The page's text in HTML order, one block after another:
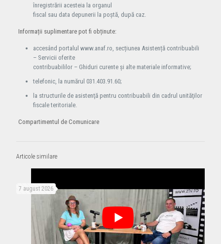
înregistrării acesteia la organul
fiscal sau data depunerii la poştă, după caz.
Informații suplimentare pot fi obținute:
accesând portalul www.anaf.ro, secțiunea Asistență contribuabili
– Servicii oferite
contribuabililor – Ghiduri curente și alte materiale informative;
telefonic, la numărul 031.403.91.60;
la structurile de asistenţă pentru contribuabili din cadrul unităţilor
fiscale teritoriale.
Compartimentul de Comunicare
Articole similare
7 august 2026